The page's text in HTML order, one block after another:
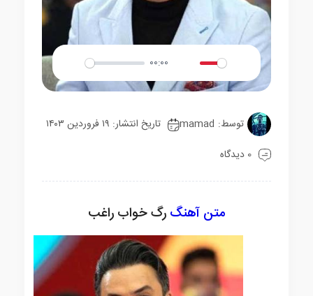
Play
00:00
Mute Settings
توسط: mamad
تاریخ انتشار: ۱۹ فروردین ۱۴۰۳
0 دیدگاه
متن آهنگرگ خواب راغب